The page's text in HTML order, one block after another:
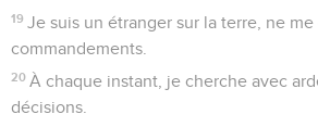
19 Je suis un étranger sur la terre, ne me
commandements.
20 À chaque instant, je cherche avec
décisions.